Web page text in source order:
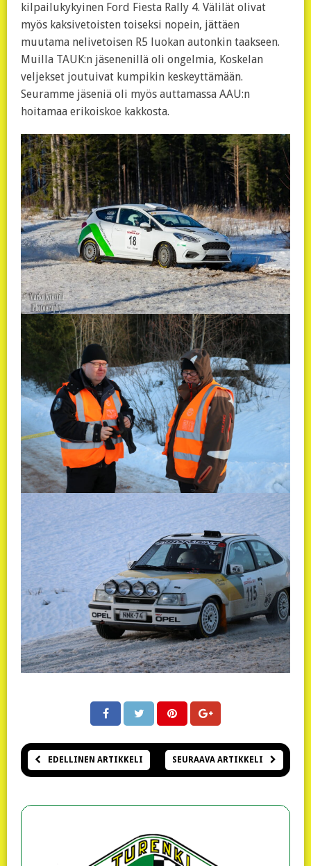
kilpailukykyinen Ford Fiesta Rally 4. Välilät olivat
myös kaksivetoisten toiseksi nopein, jättäen
muutama nelivetoisen R5 luokan autonkin taakseen.
Muilla TAUK:n jäsenenillä oli ongelmia, Koskelan
veljekset joutuivat kumpikin keskeyttämään.
Seuramme jäseniä oli myös auttamassa AAU:n
hoitamaa erikoiskoe kakkosta.
EDELLINEN ARTIKKELI SEURAAVA ARTIKKELI